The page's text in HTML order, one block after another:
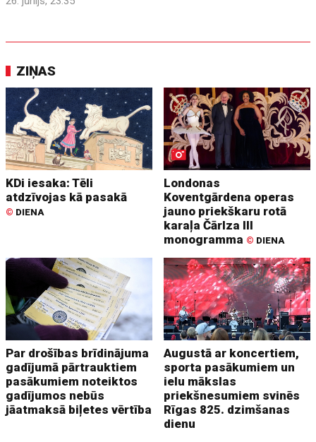
ZIŅAS
KDi iesaka: Tēli
atdzīvojas kā pasakā
© DIENA
Londonas
Koventgārdena operas
jauno priekškaru rotā
karaļa Čārlza III
monogramma © DIENA
Par drošības brīdinājuma
gadījumā pārtrauktiem
pasākumiem noteiktos
gadījumos nebūs
jāatmaksā biļetes vērtība
Augustā ar koncertiem,
sporta pasākumiem un
ielu mākslas
priekšnesumiem svinēs
Rīgas 825. dzimšanas
dienu